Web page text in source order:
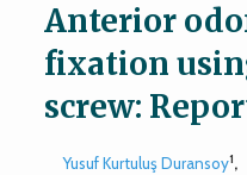
Anterior
fixation
screw:
Yusuf Kurtuluş Duransoy1,